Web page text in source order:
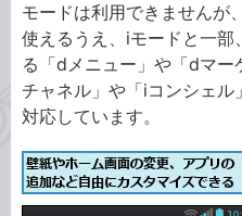
モードは利用できませんが
使えるうえ、iモードと一部
る「dメニュー」や「dマ
チャネル」や「iコンシェル
対応しています。